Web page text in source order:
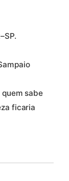
sabe
ficaria